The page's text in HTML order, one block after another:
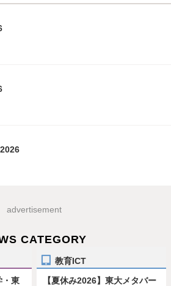
advertisement
CATEGORY
・東
教育ICT
【夏休み2026】東大メタバー